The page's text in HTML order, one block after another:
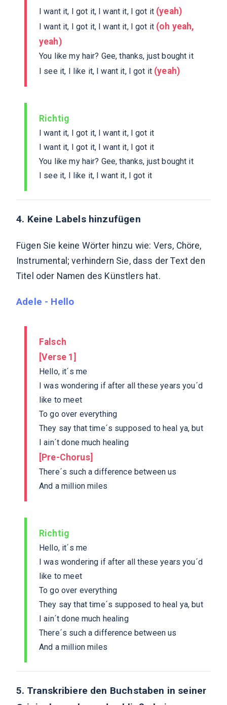
I want it, I got it, I want it, I got it (yeah)
I want it, I got it, I want it, I got it (oh yeah,
yeah)
You like my hair? Gee, thanks, just bought it
I see it, I like it, I want it, I got it (yeah)
Richtig
I want it, I got it, I want it, I got it
I want it, I got it, I want it, I got it
You like my hair? Gee, thanks, just bought it
I see it, I like it, I want it, I got it
4. Keine Labels hinzufügen
Fügen Sie keine Wörter hinzu wie: Vers, Chöre,
Instrumental; verhindern Sie, dass der Text den
Titel oder Namen des Künstlers hat.
Adele - Hello
Falsch
[Verse 1]
Hello, it´s me
I was wondering if after all these years you´d
like to meet
To go over everything
They say that time´s supposed to heal ya, but
I ain´t done much healing
[Pre-Chorus]
There´s such a difference between us
And a million miles
Richtig
Hello, it´s me
I was wondering if after all these years you´d
like to meet
To go over everything
They say that time´s supposed to heal ya, but
I ain´t done much healing
There´s such a difference between us
And a million miles
5. Transkribiere den Buchstaben in seiner